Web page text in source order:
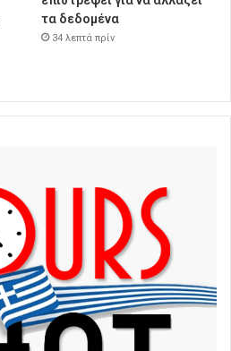
τα δεδομένα
34 λεπτά πρίν